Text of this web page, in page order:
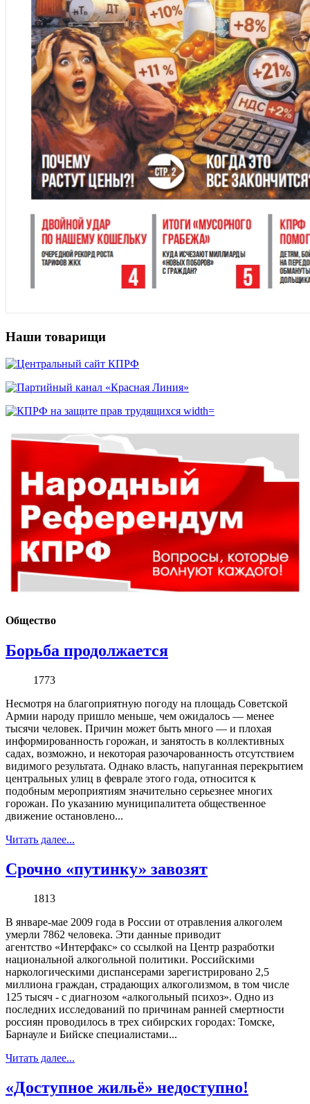
Наши товарищи
Общество
Борьба продолжается
1773
Несмотря на благоприятную погоду на площадь Советской
Армии народу пришло меньше, чем ожидалось — менее
тысячи человек. Причин может быть много — и плохая
информированность горожан, и занятость в коллективных
садах, возможно, и некоторая разочарованность отсутствием
видимого результата. Однако власть, напуганная перекрытием
центральных улиц в феврале этого года, относится к
подобным мероприятиям значительно серьезнее многих
горожан. По указанию муниципалитета общественное
движение остановлено...
Читать далее...
Срочно «путинку» завозят
1813
В январе-мае 2009 года в России от отравления алкоголем
умерли 7862 человека. Эти данные приводит
агентство «Интерфакс» со ссылкой на Центр разработки
национальной алкогольной политики. Российскими
наркологическими диспансерами зарегистрировано 2,5
миллиона граждан, страдающих алкоголизмом, в том числе
125 тысяч - с диагнозом «алкогольный психоз». Одно из
последних исследований по причинам ранней смертности
россиян проводилось в трех сибирских городах: Томске,
Барнауле и Бийске специалистами...
Читать далее...
«Доступное жильё» недоступно!